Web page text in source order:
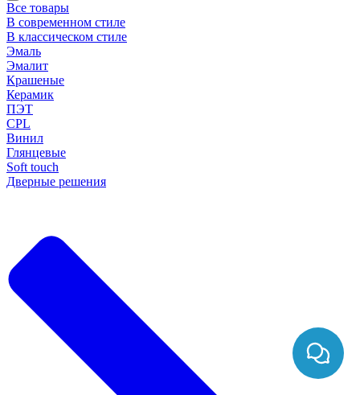
Все товары
В современном стиле
В классическом стиле
Эмаль
Эмалит
Крашеные
Керамик
ПЭТ
CPL
Винил
Глянцевые
Soft touch
Дверные решения